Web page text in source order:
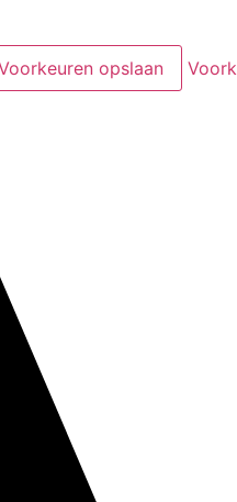
opslaan